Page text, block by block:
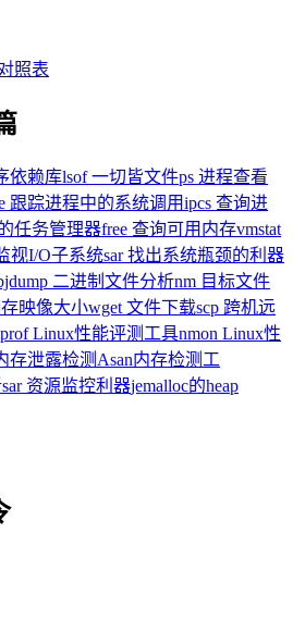
照表
依赖库lsof 一切皆文件ps 进程查看
跟踪进程中的系统调用ipcs 查询进
任务管理器free 查询可用内存vmstat
视I/O子系统sar 找出系统瓶颈的利器
二进制文件分析nm 目标文件
映像大小wget 文件下载scp 跨机远
Linux性能评测工具nmon Linux性
存泄露检测 Asan内存检测工
sar 资源监控利器jemalloc的heap